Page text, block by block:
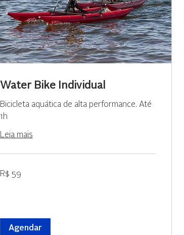
Water Bike Individual
Bicicleta aquática de alta performance. Até
1h
Leia mais
59
Reais
R$ 59
Agendar